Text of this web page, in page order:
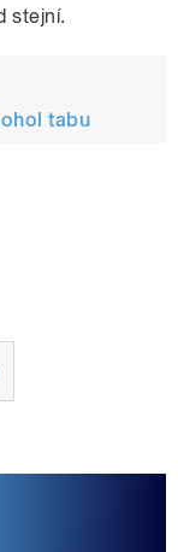
stejní.
tabu